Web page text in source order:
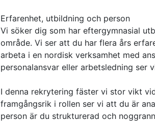
Erfarenhet, utbildning och person
Vi söker dig som har eftergymnasial
område. Vi ser att du har flera års
arbeta i en nordisk verksamhet med
personalansvar eller arbetsledning ser
I denna rekrytering fäster vi stor vikt
framgångsrik i rollen ser vi att du är
person är du strukturerad och